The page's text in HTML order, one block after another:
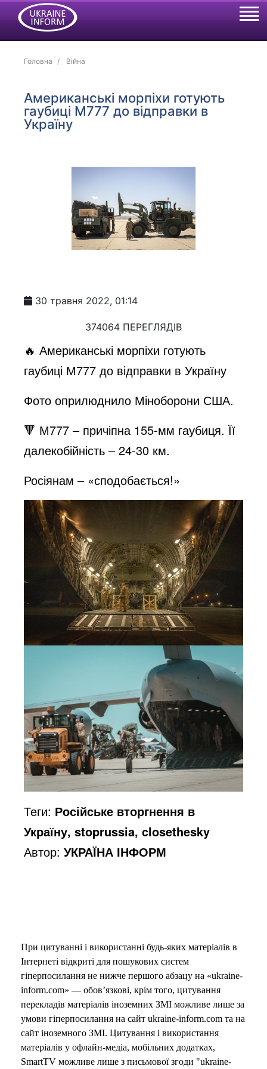
Головна Війна
Американські морпіхи готують
гаубиці М777 до відправки в
Україну
30 травня 2022, 01:14
374064 ПЕРЕГЛЯДІВ
🔥 Американські морпіхи готують
гаубиці М777 до відправки в Україну
Фото оприлюднило Міноборони США.
🔻 М777 – причіпна 155-мм гаубиця. Її
далекобійність – 24-30 км.
Росіянам – «сподобається!»
Теги: Російське вторгнення в
Україну, stoprussia, closethesky
Автор:УКРАЇНА ІНФОРМ
При цитуванні і використанні будь-яких матеріалів в
Інтернеті відкриті для пошукових систем
гіперпосилання не нижче першого абзацу на «ukraine-
inform.com» — обов’язкові, крім того, цитування
перекладів матеріалів іноземних ЗМІ можливе лише за
умови гіперпосилання на сайт ukraine-inform.com та на
сайт іноземного ЗМІ. Цитування і використання
матеріалів у офлайн-медіа, мобільних додатках,
SmartTV можливе лише з письмової згоди "ukraine-